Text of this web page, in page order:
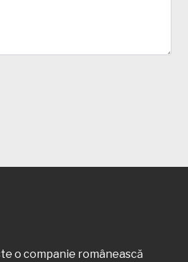
o companie românească